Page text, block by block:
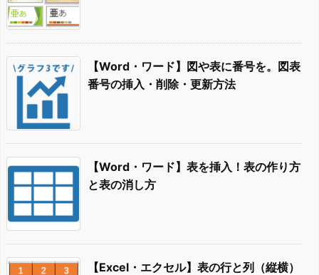
【Word・ワード】図や表に番号を。図表
番号の挿入・削除・更新方法
【Word・ワード】表を挿入！表の作り方
と表の消し方
【Excel・エクセル】表の行と列（縦横）